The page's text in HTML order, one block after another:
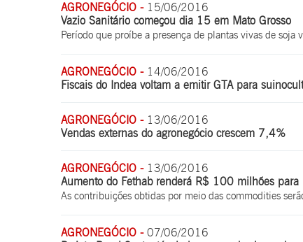
AGRONEGÓCIO - 15/06/2016
Vazio Sanitário começou dia 15 em Mato Grosso
Período que proíbe a presença de plantas vivas de
AGRONEGÓCIO - 14/06/2016
Fiscais do Indea voltam a emitir GTA para
AGRONEGÓCIO - 13/06/2016
Vendas externas do agronegócio crescem 7,4%
AGRONEGÓCIO - 13/06/2016
Aumento do Fethab renderá R$ 100 milhões para
As contribuições obtidas por meio das commodities
AGRONEGÓCIO - 07/06/2016